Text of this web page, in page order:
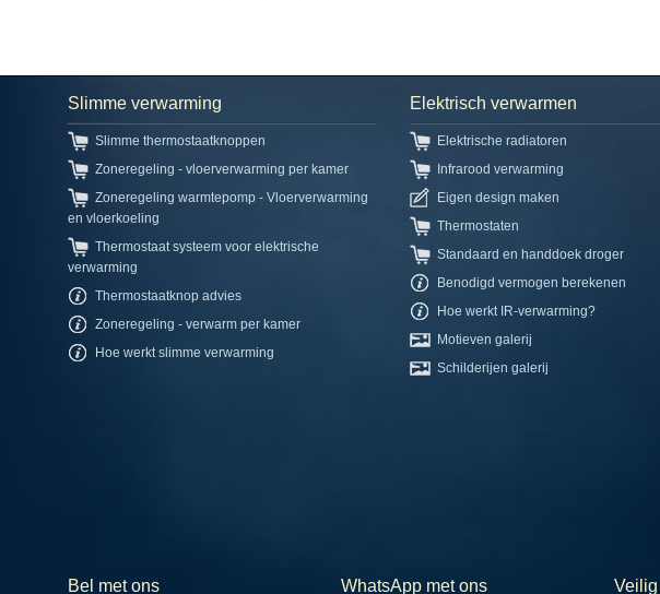
Slimme verwarming
Slimme thermostaatknoppen
Zoneregeling - vloerverwarming per kamer
Zoneregeling warmtepomp - Vloerverwarming
en vloerkoeling
Thermostaat systeem voor elektrische
verwarming
Thermostaatknop advies
Zoneregeling - verwarm per kamer
Hoe werkt slimme verwarming
Elektrisch verwarmen
Elektrische radiatoren
Infrarood verwarming
Eigen design maken
Thermostaten
Standaard en handdoek droger
Benodigd vermogen berekenen
Hoe werkt IR-verwarming?
Motieven galerij
Schilderijen galerij
Bel met ons WhatsApp met ons